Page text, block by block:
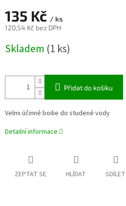
135 Kč / ks
120,54 Kč bez DPH
cena:
Skladem (1 ks)
Přidat do košíku
Velmi účinné boilie do studené vody
Detailní informace
ZEPTAT SE HLÍDAT SDÍLET